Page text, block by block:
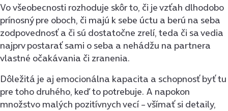
Vo všeobecnosti rozhoduje skôr to, či je vzťah dlhodobo
prínosný pre oboch, či majú k sebe úctu a berú na seba
zodpovednosť a či sú dostatočne zrelí, teda či sa vedia
najprv postarať sami o seba a nehádžu na partnera
vlastné očakávania či zranenia.
Dôležitá je aj emocionálna kapacita a schopnosť byť tu
pre toho druhého, keď to potrebuje. A napokon
množstvo malých pozitívnych vecí – všímať si detaily,